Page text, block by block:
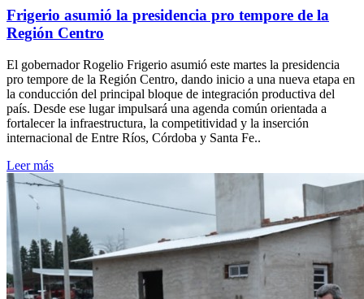
Frigerio asumió la presidencia pro tempore de la
Región Centro
El gobernador Rogelio Frigerio asumió este martes la presidencia
pro tempore de la Región Centro, dando inicio a una nueva etapa en
la conducción del principal bloque de integración productiva del
país. Desde ese lugar impulsará una agenda común orientada a
fortalecer la infraestructura, la competitividad y la inserción
internacional de Entre Ríos, Córdoba y Santa Fe..
Leer más